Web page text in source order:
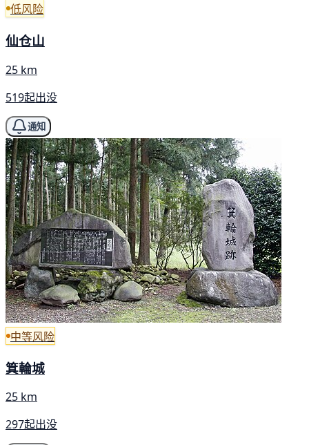
低风险
仙仓山
25 km
519起出没
通知
中等风险
箕輪城
25 km
297起出没